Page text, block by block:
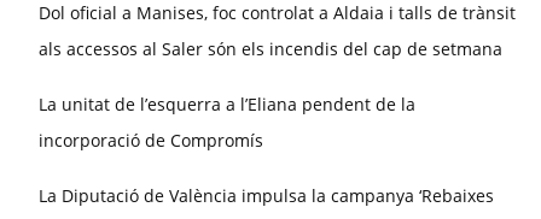
Dol oficial a Manises, foc controlat a Aldaia i talls de trànsit
als accessos al Saler són els incendis del cap de setmana
La unitat de l’esquerra a l’Eliana pendent de la
incorporació de Compromís
La Diputació de València impulsa la campanya ‘Rebaixes